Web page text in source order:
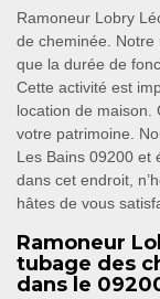
Ramoneur Lobry
de cheminée.
que la durée de
Cette activité est
location de maison.
votre patrimoine.
Les Bains 09200 et
dans cet endroit,
hâtes de vous
Ramoneur
tubage des
dans le